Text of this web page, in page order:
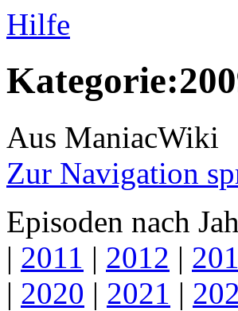
Hilfe
Aus ManiacWiki
Zur Navigation
Episoden nach
| 2011 | 2012 |
| 2020 | 2021 |